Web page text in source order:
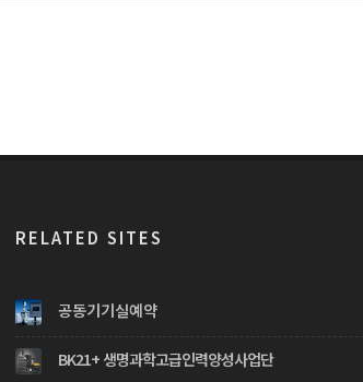
RELATED SITES
공동기기실예약
BK21+ 생명과학고급인력양성사업단